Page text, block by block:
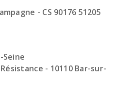
- CS 90176 51205
- 10110 Bar-sur-